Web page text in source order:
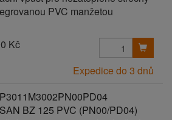
PVC manžetou
Kč
Expedice do 3 dnů
BZ 125 PVC (PN00/PD04)